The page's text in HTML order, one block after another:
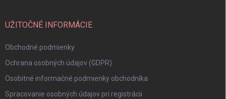
UŽITOČNÉ INFORMÁCIE
Obchodné podmienky
Ochrana osobných údajov (GDPR)
Osobitné informačné podmienky obchodníka
Spracovanie osobných údajov pri registrácii